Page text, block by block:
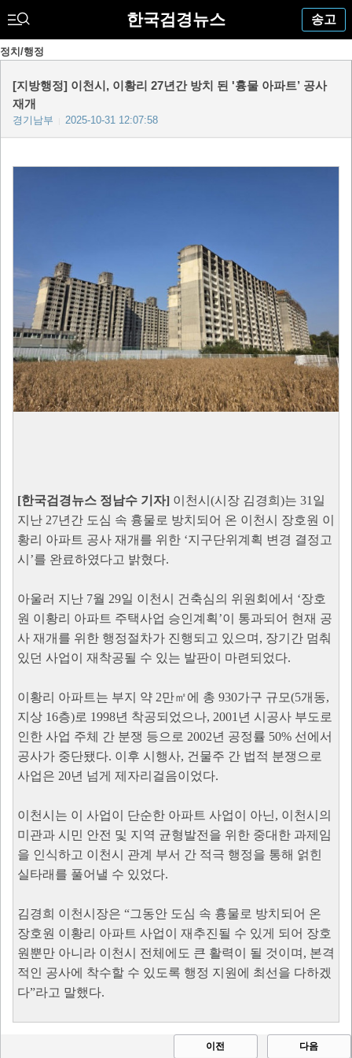
한국검경뉴스 송고
정치/행정
[지방행정] 이천시, 이황리 27년간 방치 된 '흉물 아파트’ 공사
재개
경기남부 2025-10-31 12:07:58
[한국검경뉴스 정남수 기자] 이천시(시장 김경희)는 31일
지난 27년간 도심 속 흉물로 방치되어 온 이천시 장호원 이
황리 아파트 공사 재개를 위한 ‘지구단위계획 변경 결정고
시’를 완료하였다고 밝혔다.
아울러 지난 7월 29일 이천시 건축심의 위원회에서 ‘장호
원 이황리 아파트 주택사업 승인계획’이 통과되어 현재 공
사 재개를 위한 행정절차가 진행되고 있으며, 장기간 멈춰
있던 사업이 재착공될 수 있는 발판이 마련되었다.
이황리 아파트는 부지 약 2만㎡에 총 930가구 규모(5개동,
지상 16층)로 1998년 착공되었으나, 2001년 시공사 부도로
인한 사업 주체 간 분쟁 등으로 2002년 공정률 50% 선에서
공사가 중단됐다. 이후 시행사, 건물주 간 법적 분쟁으로
사업은 20년 넘게 제자리걸음이었다.
이천시는 이 사업이 단순한 아파트 사업이 아닌, 이천시의
미관과 시민 안전 및 지역 균형발전을 위한 중대한 과제임
을 인식하고 이천시 관계 부서 간 적극 행정을 통해 얽힌
실타래를 풀어낼 수 있었다.
김경희 이천시장은 “그동안 도심 속 흉물로 방치되어 온
장호원 이황리 아파트 사업이 재추진될 수 있게 되어 장호
원뿐만 아니라 이천시 전체에도 큰 활력이 될 것이며, 본격
적인 공사에 착수할 수 있도록 행정 지원에 최선을 다하겠
다”라고 말했다.
이전 다음